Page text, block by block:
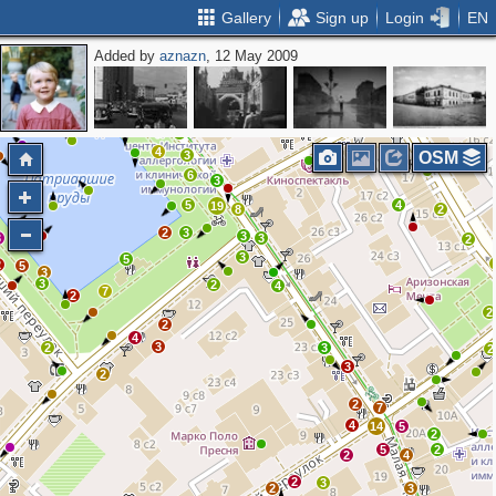
Gallery Sign up Login EN
Added byaznazn, 12 May 2009
7
5
2
2
2
3
2
2
2
2
3
2
2
4
6
3
3
19
5
8
3
3
3
4 2
2
2
2
2
2
3
5 4
14 5
2
4
7
2
3
3
2
2 3
2
5
3
3
2
2 3
4
2
2
4
2
3
2
5
7
4
3
OSM